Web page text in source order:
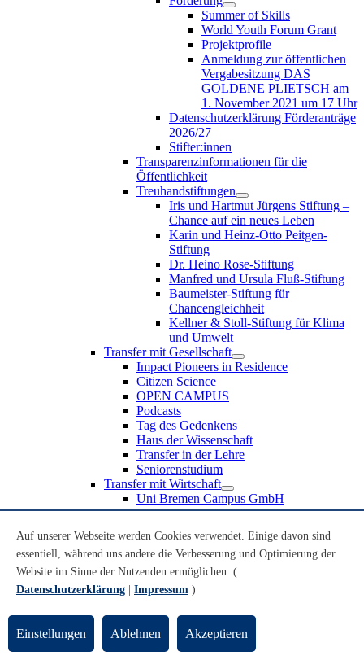
Summer of Skills
World Youth Forum Grant
Projektprofile
Anmeldung zur öffentlichen
Vergabesitzung DAS
GOLDENE PLIETSCH am
1. November 2021 um 17 Uhr
Datenschutzerklärung Förderanträge
2026/27
Stifter:innen
Transparenzinformationen für die
Öffentlichkeit
Treuhandstiftungen
Iris und Hartmut Jürgens Stiftung –
Chance auf ein neues Leben
Karin und Heinz-Otto Peitgen-
Stiftung
Dr. Heino Rose-Stiftung
Manfred und Ursula Fluß-Stiftung
Baumeister-Stiftung für
Chancengleichheit
Kellner & Stoll-Stiftung für Klima
und Umwelt
Transfer mit Gesellschaft
Impact Pioneers in Residence
Citizen Science
OPEN CAMPUS
Podcasts
Tag des Gedenkens
Haus der Wissenschaft
Transfer in der Lehre
Seniorenstudium
Transfer mit Wirtschaft
Uni Bremen Campus GmbH
Erfindungen und Schutzrechte
Recruiting an der Universität Bremen
Weiterbildung an der Universität Bremen
Transfer mit Schule
Schülerinnen und Schüler
Schulklassen
Lehrkräfte
Gründungsunterstützung
Auf unserer Webseite werden Cookies verwendet. Einige davon sind
essentiell, während uns andere die Verbesserung und Optimierung der
Website im Sinne der Nutzenden ermöglichen. (
Datenschutzerklärung
Impressum )
Einstellungen Ablehnen Akzeptieren